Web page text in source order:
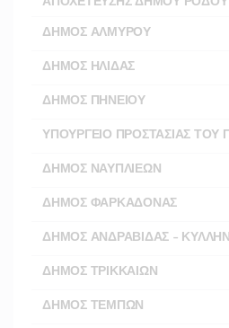
ΔΗΜΟΣ ΑΛΜΥΡΟΥ
ΔΗΜΟΣ ΗΛΙΔΑΣ
ΔΗΜΟΣ ΠΗΝΕΙΟΥ
ΥΠΟΥΡΓΕΙΟ ΠΡΟΣΤΑΣΙΑΣ ΤΟΥ
ΔΗΜΟΣ ΝΑΥΠΛΙΕΩΝ
ΔΗΜΟΣ ΦΑΡΚΑΔΟΝΑΣ
ΔΗΜΟΣ ΑΝΔΡΑΒΙΔΑΣ -
ΔΗΜΟΣ ΤΡΙΚΚΑΙΩΝ
ΔΗΜΟΣ ΤΕΜΠΩΝ